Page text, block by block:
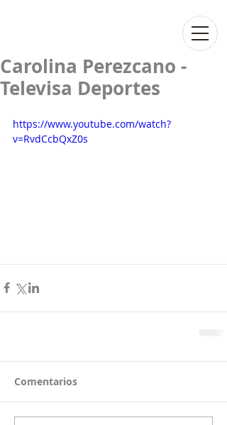
Carolina Perezcano -
Televisa Deportes
https://www.youtube.com/watch?
v=RvdCcbQxZ0s
Comentarios